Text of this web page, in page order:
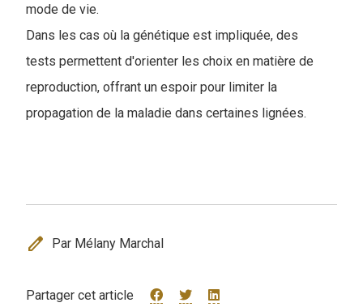
mode de vie.
Dans les cas où la génétique est impliquée, des
tests permettent d'orienter les choix en matière de
reproduction, offrant un espoir pour limiter la
propagation de la maladie dans certaines lignées.
edit Par Mélany Marchal
Partager cet article